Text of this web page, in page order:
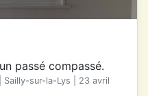
passé compassé.
Sailly-sur-la-Lys | 23 avril